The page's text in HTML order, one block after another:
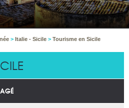
> Italie - Sicile > Tourisme en Sicile